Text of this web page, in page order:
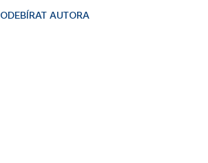
ODEBÍRAT AUTORA